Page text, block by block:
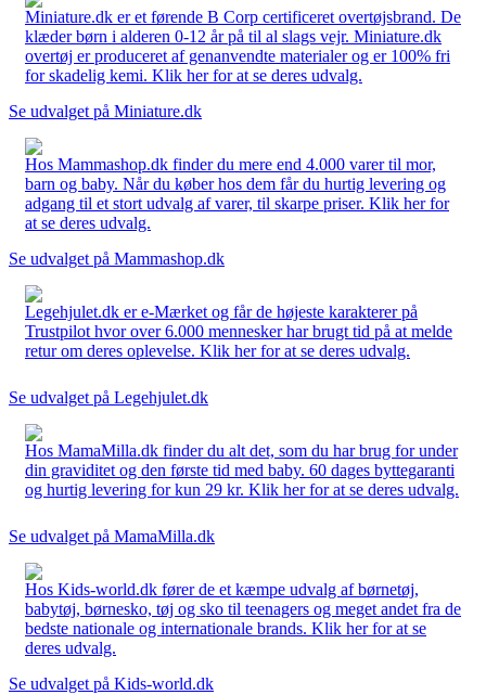
Miniature.dk er et førende B Corp certificeret overtøjsbrand. De
klæder børn i alderen 0-12 år på til al slags vejr. Miniature.dk
overtøj er produceret af genanvendte materialer og er 100% fri
for skadelig kemi. Klik her for at se deres udvalg.
Se udvalget på Miniature.dk
Hos Mammashop.dk finder du mere end 4.000 varer til mor,
barn og baby. Når du køber hos dem får du hurtig levering og
adgang til et stort udvalg af varer, til skarpe priser. Klik her for
at se deres udvalg.
Se udvalget på Mammashop.dk
Legehjulet.dk er e-Mærket og får de højeste karakterer på
Trustpilot hvor over 6.000 mennesker har brugt tid på at melde
retur om deres oplevelse. Klik her for at se deres udvalg.
Se udvalget på Legehjulet.dk
Hos MamaMilla.dk finder du alt det, som du har brug for under
din graviditet og den første tid med baby. 60 dages byttegaranti
og hurtig levering for kun 29 kr. Klik her for at se deres udvalg.
Se udvalget på MamaMilla.dk
Hos Kids-world.dk fører de et kæmpe udvalg af børnetøj,
babytøj, børnesko, tøj og sko til teenagers og meget andet fra de
bedste nationale og internationale brands. Klik her for at se
deres udvalg.
Se udvalget på Kids-world.dk